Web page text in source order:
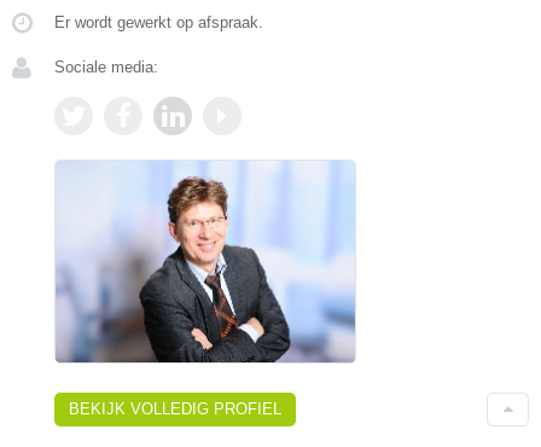
Er wordt gewerkt op afspraak.
Sociale media:
BEKIJK VOLLEDIG PROFIEL